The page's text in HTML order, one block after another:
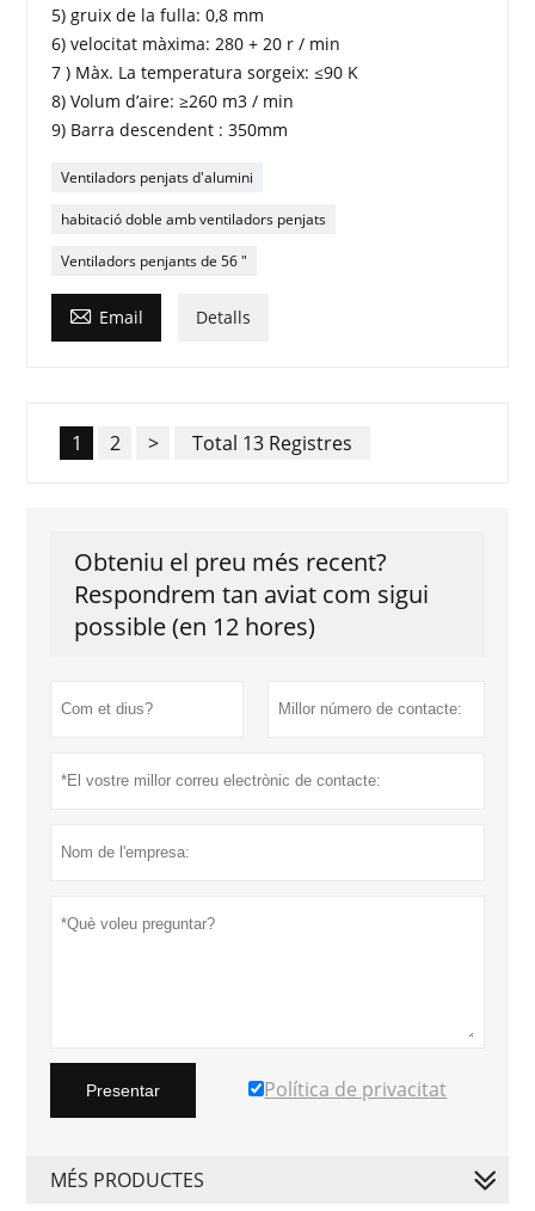
5) gruix de la fulla: 0,8 mm
6) velocitat màxima: 280 + 20 r / min
7 ) Màx. La temperatura sorgeix: ≤90 K
8) Volum d’aire: ≥260 m3 / min
9) Barra descendent : 350mm
Ventiladors penjats d'alumini
habitació doble amb ventiladors penjats
Ventiladors penjants de 56 "
 Email Detalls
1 2 > Total 13 Registres
Obteniu el preu més recent?
Respondrem tan aviat com sigui
possible (en 12 hores)
Presentar Política de privacitat
MÉS PRODUCTES